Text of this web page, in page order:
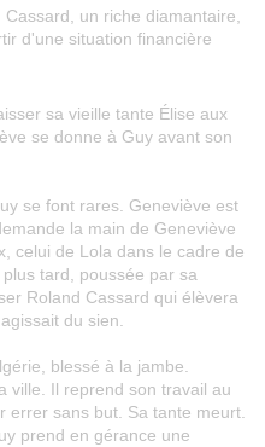
un riche diamantaire,
d'une situation financière
sa vieille tante Élise aux
se donne à Guy avant son
se font rares. Geneviève est
la main de Geneviève
celui de Lola dans le cadre de
tard, poussée par sa
Roland Cassard qui élèvera
du sien.
blessé à la jambe.
ville. Il reprend son travail au
errer sans but. Sa tante meurt.
prend en gérance une